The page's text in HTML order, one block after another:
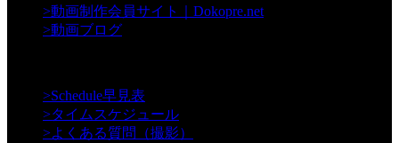
>動画制作会員サイト｜Dokopre.net
>動画ブログ
>Schedule早見表
>タイムスケジュール
>よくある質問（撮影）